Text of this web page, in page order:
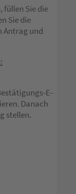
füllen Sie die
Sie die
Antrag und
E-
Danach
stellen.